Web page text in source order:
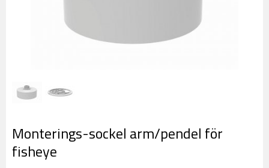
Monterings-sockel arm/pendel för
fisheye